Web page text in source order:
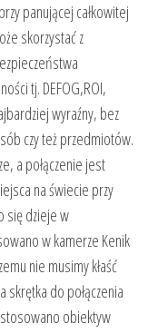
panującej całkowitej
skorzystać z
tj. DEFOG,ROI,
wyraźny, bez
czy też przedmiotów.
a połączenie jest
na świecie przy
się dzieje w
w kamerze Kenik
nie musimy kłaść
skrętka do połączenia
obiektyw